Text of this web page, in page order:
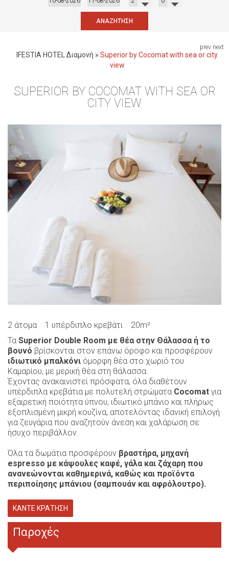
ΑΝΑΖΉΤΗΣΗ
IFESTIA HOTEL Διαμονή » Superior by Cocomat with sea or city
view
SUPERIOR BY COCOMAT WITH SEA OR
CITY VIEW
prev next
2 άτομα 1 υπέρδιπλο κρεβάτι
20m²
Τα Superior Double Room με θέα στην Θάλασσα ή το
βουνό βρίσκονται στον επάνω όροφο και προσφέρουν
ιδιωτικό μπαλκόνι όμορφη θέα στο χωριό του
Καμαρίου, με μερική θέα στη θάλασσα.
Έχοντας ανακαινιστεί πρόσφατα, όλα διαθέτουν
υπέρδιπλα κρεβάτια με πολυτελή στρώματα Cocomat για
εξαιρετική ποιότητα ύπνου, ιδιωτικό μπάνιο και πλήρως
εξοπλισμένη μικρή κουζίνα, αποτελόντας ιδανική επιλογή
για ζευγάρια που αναζητούν άνεση και χαλάρωση σε
ήσυχο περιβάλλον.
Όλα τα δωμάτια προσφέρουν βραστήρα, μηχανή
espresso με κάψουλες καφέ, γάλα και ζάχαρη που
ανανεώνονται καθημερινά, καθώς και προϊόντα
περιποίησης μπάνιου (σαμπουάν και αφρόλουτρο).
ΚΆΝΤΕ ΚΡΆΤΗΣΗ
Παροχές